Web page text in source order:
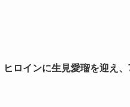
ロインに生見愛瑠を迎え